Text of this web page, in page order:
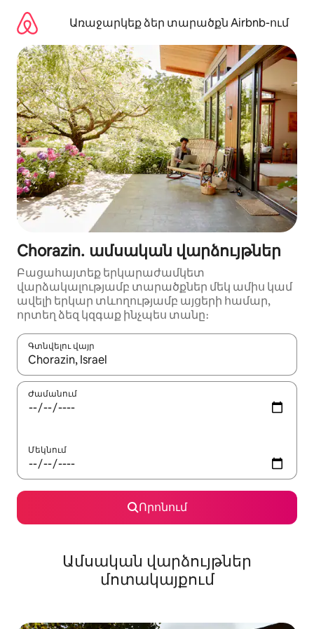
բովանդակությանըԱռաջարկեք ձեր տարածքն Airbnb-ում
Chorazin․ ամսական վարձույթներ
Բացահայտեք երկարաժամկետ
վարձակալությամբ տարածքներ մեկ ամիս կամ
ավելի երկար տևողությամբ այցերի համար,
որտեղ ձեզ կզգաք ինչպես տանը։
Գտնվելու վայր
Երբ արդյունքները հասանելի լինեն, սլաքների
Ժամանում
Մեկնում
Որոնում
Ամսական վարձույթներ
մոտակայքում